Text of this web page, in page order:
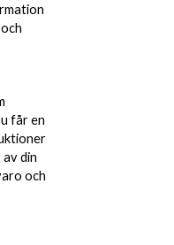
får en
din
och